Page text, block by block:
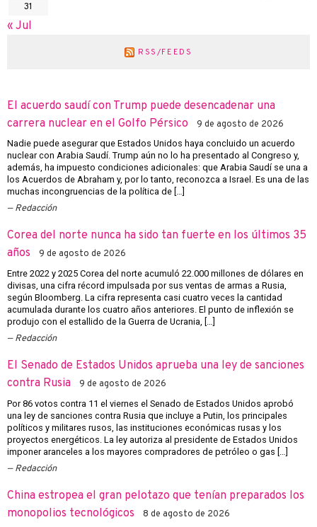
31
« Jul
RSS/FEEDS
El acuerdo saudí con Trump puede desencadenar una
carrera nuclear en el Golfo Pérsico
9 de agosto de 2026
Nadie puede asegurar que Estados Unidos haya concluido un acuerdo
nuclear con Arabia Saudí. Trump aún no lo ha presentado al Congreso y,
además, ha impuesto condiciones adicionales: que Arabia Saudí se una a
los Acuerdos de Abraham y, por lo tanto, reconozca a Israel. Es una de las
muchas incongruencias de la política de […]
Redacción
Corea del norte nunca ha sido tan fuerte en los últimos 35
años
9 de agosto de 2026
Entre 2022 y 2025 Corea del norte acumuló 22.000 millones de dólares en
divisas, una cifra récord impulsada por sus ventas de armas a Rusia,
según Bloomberg. La cifra representa casi cuatro veces la cantidad
acumulada durante los cuatro años anteriores. El punto de inflexión se
produjo con el estallido de la Guerra de Ucrania, […]
Redacción
El Senado de Estados Unidos aprueba una ley de sanciones
contra Rusia
9 de agosto de 2026
Por 86 votos contra 11 el viernes el Senado de Estados Unidos aprobó
una ley de sanciones contra Rusia que incluye a Putin, los principales
políticos y militares rusos, las instituciones económicas rusas y los
proyectos energéticos. La ley autoriza al presidente de Estados Unidos
imponer aranceles a los mayores compradores de petróleo o gas […]
Redacción
China estropea el gran pelotazo que tenían preparados los
monopolios tecnológicos
8 de agosto de 2026